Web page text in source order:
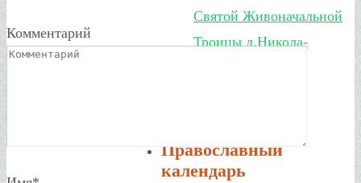
Комментарий
Святой Живоначальной
Троицы д.Никола-
Православный
календарь